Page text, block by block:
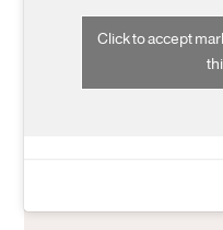
Click to accept